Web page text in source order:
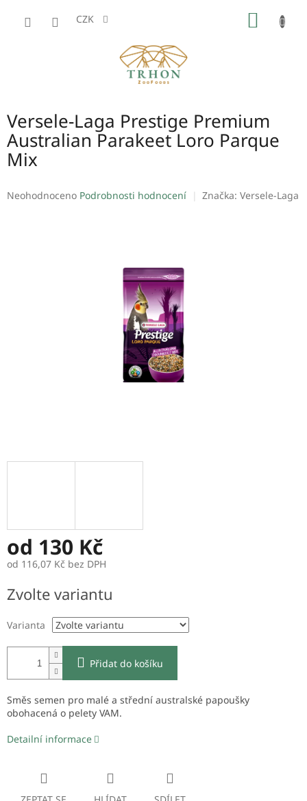
CZK
Versele-Laga Prestige Premium
Australian Parakeet Loro Parque
Mix
Průměrné
Neohodnoceno Podrobnosti hodnocení Značka: Versele-Laga
od 130 Kč
od 116,07 Kč bez DPH
cena:
Zvolte variantu
Varianta
Přidat do košíku
Směs semen pro malé a střední australské papoušky
obohacená o pelety VAM.
Detailní informace